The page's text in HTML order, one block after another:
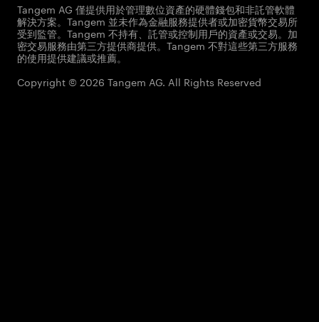
Tangem AG 僅提供用於管理數位資產的硬體錢包和非託管軟體
解決方案。Tangem 並未作為金融服務提供者或加密貨幣交易所
受到監管。Tangem 不持有、託管或控制用戶的資產或交易。加
密交易服務由第三方提供商提供。Tangem 不對這些第三方服務
的使用提供建議或推薦。